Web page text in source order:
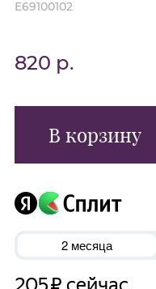
E69100102
820 р.
В корзину